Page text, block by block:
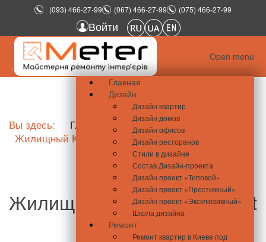
(093) 466-27-99 (067) 466-27-99 (075) 466-27-99
Войти
Open menu
Главная
Дизайн
Дизайн квартир
Дизайн домов
Дизайн офисов
Дизайн ресторанов
Стили в дизайне
Состав Дизайн-проекта
Дизайн проект «Типовой»
Дизайн проект «Престижный»
Дизайн проект «Эксклюзивный»
Школа дизайна
Ремонт
Ремонт квартир в Киеве под
Вы здесь: Главная
Новости недвижимости
Жилищный Комплекс Smart Plaza
Жилищный Комплекс Smart
Plaza